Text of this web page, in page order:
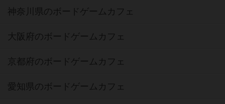
神奈川県のボードゲームカフェ
大阪府のボードゲームカフェ
京都府のボードゲームカフェ
愛知県のボードゲームカフェ